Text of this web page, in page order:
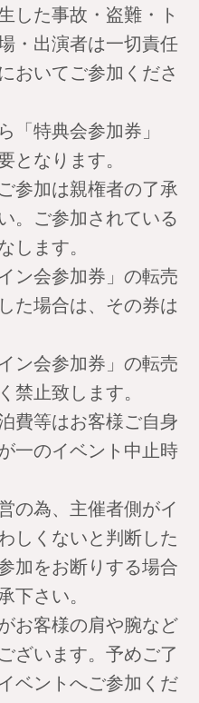
した事故・盗難・ト
・出演者は一切責任
おいてご参加くださ
「特典会参加券」
となります。
参加は親権者の了承
。ご参加されている
します。
ン会参加券」の転売
た場合は、その券は
ン会参加券」の転売
禁止致します。
費等はお客様ご自身
一のイベント中止時
の為、主催者側がイ
しくないと判断した
加をお断りする場合
下さい。
お客様の肩や腕など
ざいます。予めご了
ベントへご参加くだ